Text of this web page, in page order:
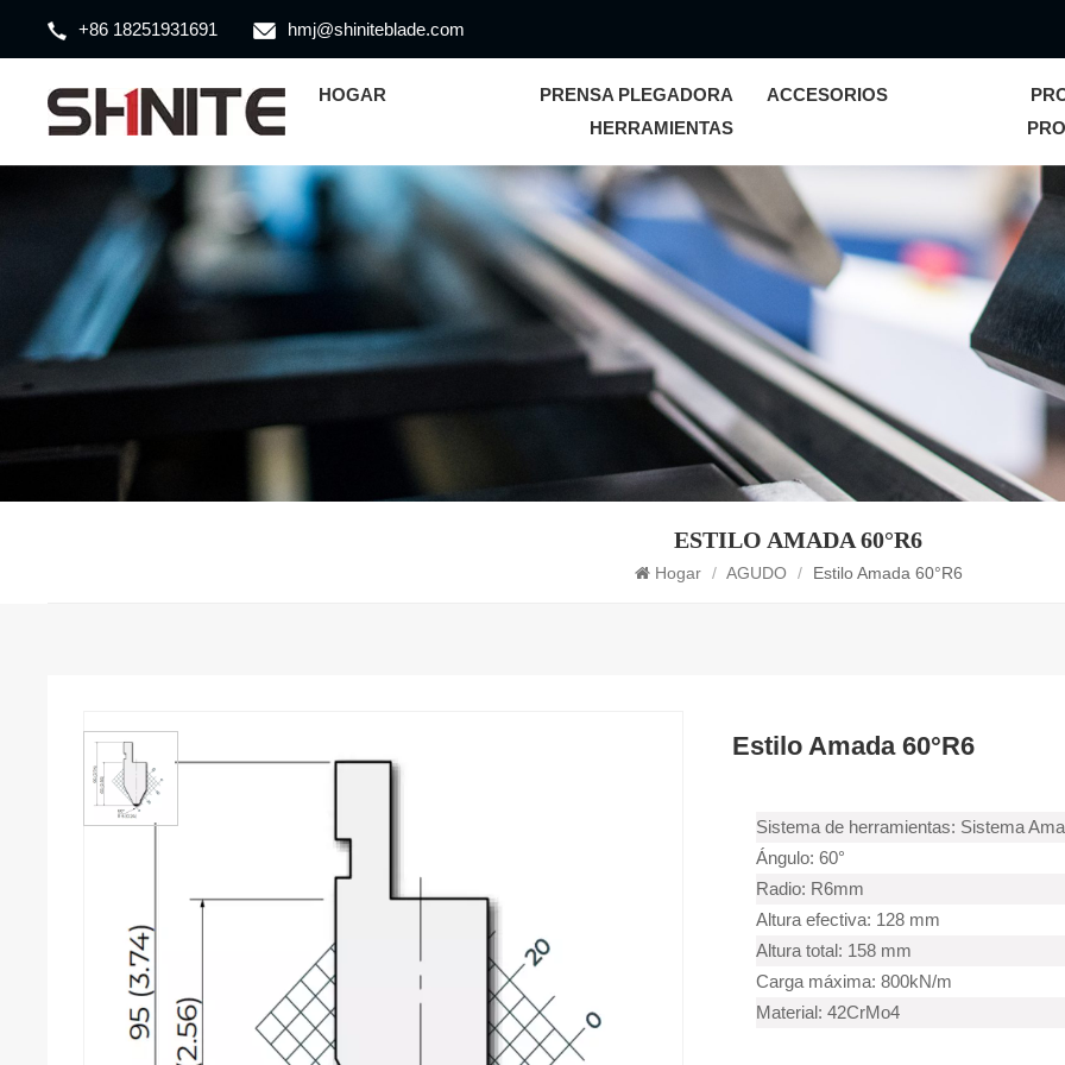
+86 18251931691 hmj@shiniteblade.com
HOGAR
PRENSA PLEGADORA
HERRAMIENTAS
ACCESORIOS
ESTILO AMADA 60°R6
Hogar / AGUDO / Estilo Amada 60°R6
Estilo Amada 60°R6
Sistema de herramientas: Sistema
Ángulo: 60°
Radio: R6mm
Altura efectiva: 128 mm
Altura total: 158 mm
Carga máxima: 800kN/m
Material: 42CrMo4